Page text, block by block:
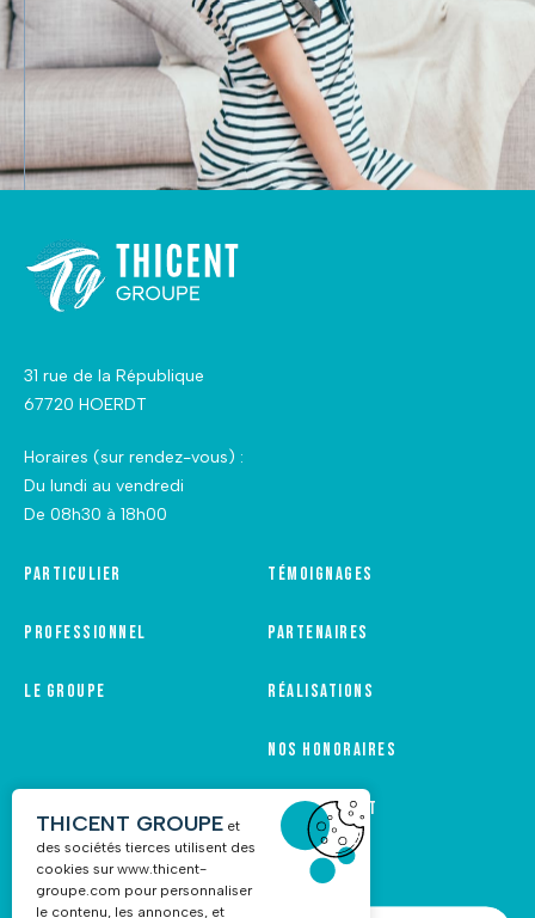
31 rue de la République
67720 HOERDT
Horaires (sur rendez-vous) :
Du lundi au vendredi
De 08h30 à 18h00
Particulier
Professionnel
Le groupe
Témoignages
Partenaires
Réalisations
Nos honoraires
Recrutement
THICENT GROUPE et
des sociétés tierces utilisent des
cookies surwww.thicent-
groupe.com pour personnaliser
le contenu, les annonces, et